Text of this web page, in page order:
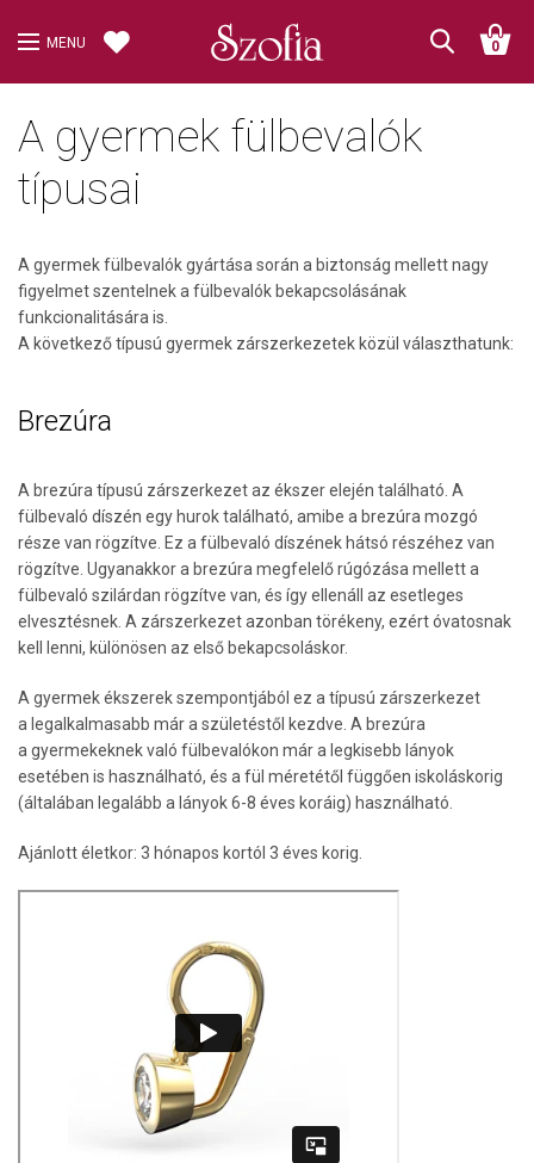
MENU 0
A gyermek fülbevalók
típusai
A gyermek fülbevalók gyártása során a biztonság mellett nagy
figyelmet szentelnek a fülbevalók bekapcsolásának
funkcionalitására is.
A következő típusú gyermek zárszerkezetek közül választhatunk:
Brezúra
A brezúra típusú zárszerkezet az ékszer elején található. A
fülbevaló díszén egy hurok található, amibe a brezúra mozgó
része van rögzítve. Ez a fülbevaló díszének hátsó részéhez van
rögzítve. Ugyanakkor a brezúra megfelelő rúgózása mellett a
fülbevaló szilárdan rögzítve van, és így ellenáll az esetleges
elvesztésnek. A zárszerkezet azonban törékeny, ezért óvatosnak
kell lenni, különösen az első bekapcsoláskor.
A gyermek ékszerek szempontjából ez a típusú zárszerkezet
a legalkalmasabb már a születéstől kezdve. A brezúra
a gyermekeknek való fülbevalókon már a legkisebb lányok
esetében is használható, és a fül méretétől függően iskoláskorig
(általában legalább a lányok 6-8 éves koráig) használható.
Ajánlott életkor: 3 hónapos kortól 3 éves korig.